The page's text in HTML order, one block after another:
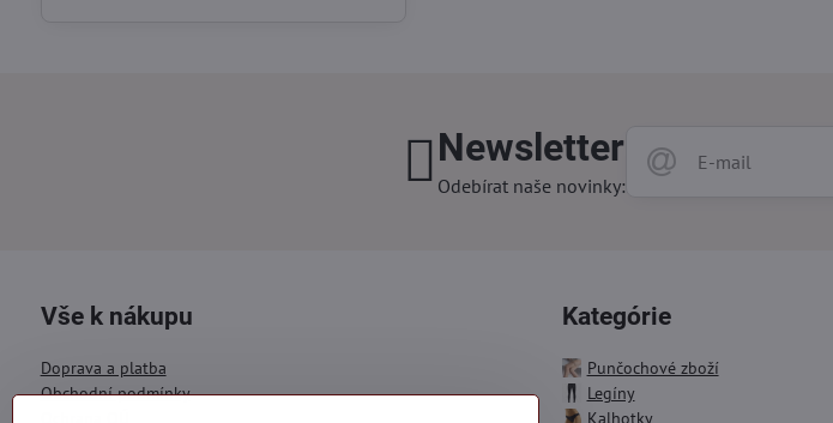
Newsletter
Odebírat naše novinky:
Vše k nákupu
Doprava a platba
Obchodní podmínky
Kategórie
Punčochové zboží
Legíny
Kalhotky